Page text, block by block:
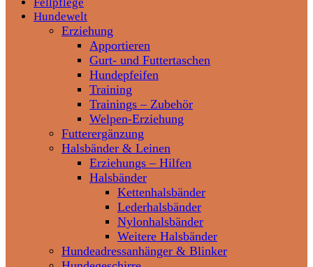
Hundewelt
Erziehung
Apportieren
Gurt- und Futtertaschen
Hundepfeifen
Training
Trainings – Zubehör
Welpen-Erziehung
Futterergänzung
Halsbänder & Leinen
Erziehungs – Hilfen
Halsbänder
Kettenhalsbänder
Lederhalsbänder
Nylonhalsbänder
Weitere Halsbänder
Hundeadressanhänger & Blinker